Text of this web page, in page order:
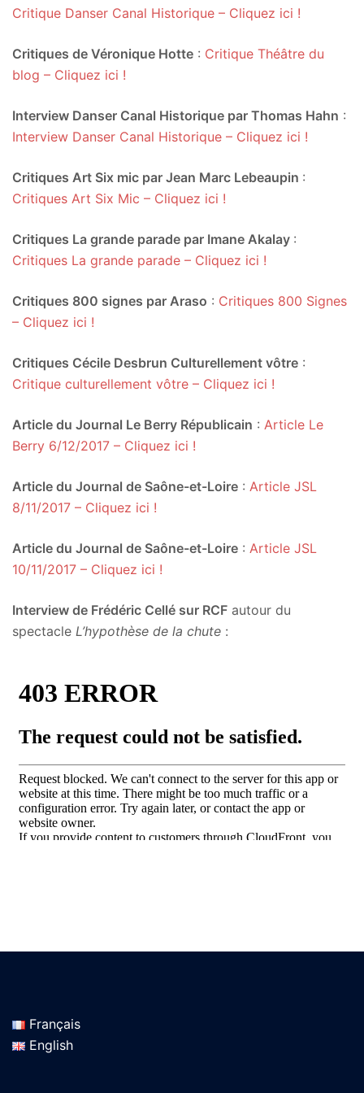
Critique Danser Canal Historique – Cliquez ici !
Critiques de Véronique Hotte : Critique Théâtre du
blog – Cliquez ici !
Interview Danser Canal Historique par Thomas Hahn :
Interview Danser Canal Historique – Cliquez ici !
Critiques Art Six mic par Jean Marc Lebeaupin :
Critiques Art Six Mic – Cliquez ici !
Critiques La grande parade par Imane Akalay :
Critiques La grande parade – Cliquez ici !
Critiques 800 signes par Araso : Critiques 800 Signes
– Cliquez ici !
Critiques Cécile Desbrun Culturellement vôtre :
Critique culturellement vôtre – Cliquez ici !
Article du Journal Le Berry Républicain : Article Le
Berry 6/12/2017 – Cliquez ici !
Article du Journal de Saône-et-Loire : Article JSL
8/11/2017 – Cliquez ici !
Article du Journal de Saône-et-Loire : Article JSL
10/11/2017 – Cliquez ici !
Interview de Frédéric Cellé sur RCF autour du
spectacle L’hypothèse de la chute :
Français
English